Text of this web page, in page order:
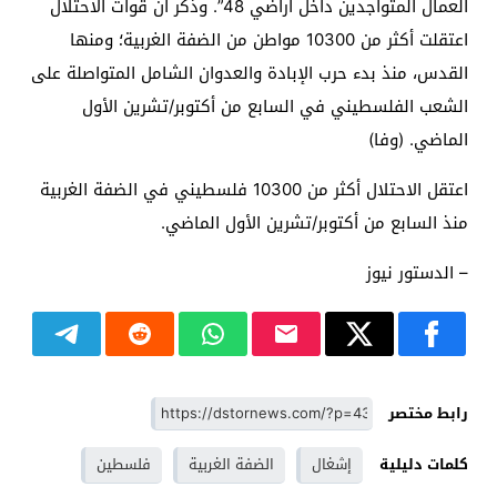
العمال المتواجدين داخل أراضي 48”. وذكر أن قوات الاحتلال
اعتقلت أكثر من 10300 مواطن من الضفة الغربية؛ ومنها
القدس، منذ بدء حرب الإبادة والعدوان الشامل المتواصلة على
الشعب الفلسطيني في السابع من أكتوبر/تشرين الأول
الماضي. (وفا)
اعتقل الاحتلال أكثر من 10300 فلسطيني في الضفة الغربية
منذ السابع من أكتوبر/تشرين الأول الماضي.
– الدستور نيوز
رابط مختصر
كلمات دليلية
إشغال الضفة الغربية فلسطين